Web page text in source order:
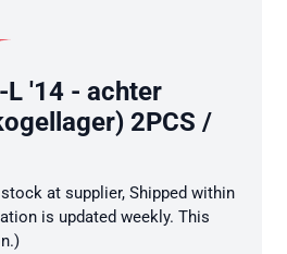
L '14 - achter
2PCS /
at supplier, Shipped within
is updated weekly. This